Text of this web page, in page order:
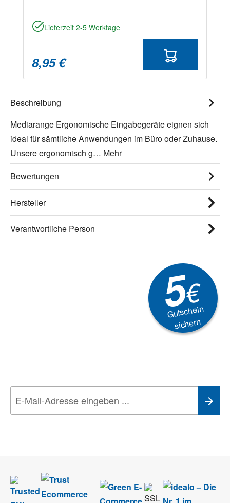
Lieferzeit 2-5 Werktage
8,95 €
Beschreibung
Mediarange Ergonomische Eingabegeräte eignen sich
ideal für sämtliche Anwendungen im Büro oder Zuhause.
Unsere ergonomisch g… Mehr
Bewertungen
Hersteller
Verantwortliche Person
5€
Gutschein
sichern